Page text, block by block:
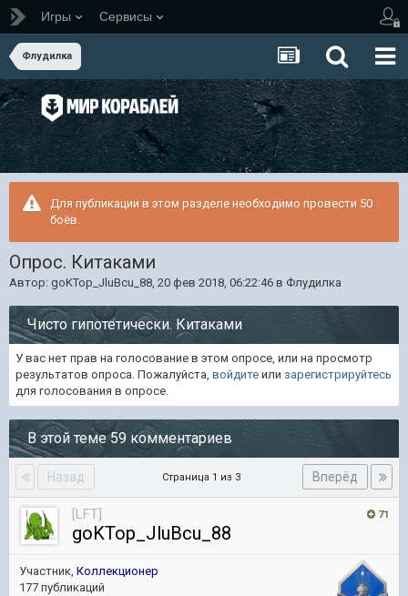
Игры Сервисы
Флудилка
Для публикации в этом разделе необходимо провести 50
боёв.
Опрос. Китаками
Автор: goKTop_JluBcu_88, 20 фев 2018, 06:22:46 в Флудилка
Чисто гипотетически. Китаками
У вас нет прав на голосование в этом опросе, или на просмотр
результатов опроса. Пожалуйста, войдите или зарегистрируйтесь
для голосования в опросе.
В этой теме 59 комментариев
Назад Вперёд
Страница 1 из 3
71
[LFT]
goKTop_JluBcu_88
Участник, Коллекционер
177 публикаций